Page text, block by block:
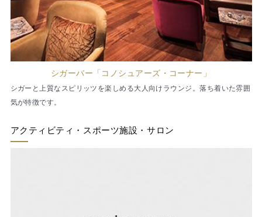
シガーバー「コノシュアーズ・コーナー」
シガーと上質なスピリッツを楽しめる大人向けラウンジ。落ち着いた雰囲
気が特徴です。
アクティビティ・スポーツ施設・サロン